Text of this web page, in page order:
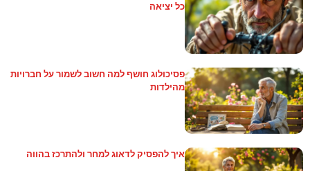
כל יציאה
פסיכולוג חושף למה חשוב לשמור על חברויות
מהילדות
איך להפסיק לדאוג למחר ולהתרכז בהווה